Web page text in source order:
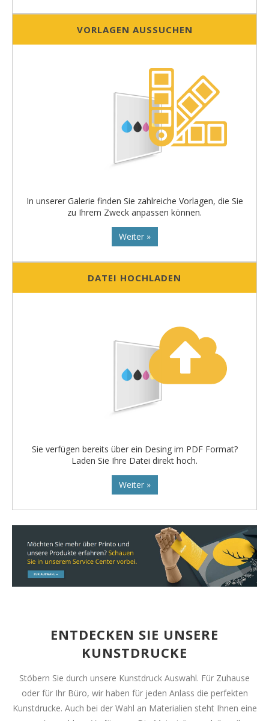
VORLAGEN AUSSUCHEN
In unserer Galerie finden Sie zahlreiche Vorlagen, die Sie
zu Ihrem Zweck anpassen können.
Weiter »
DATEI HOCHLADEN
Sie verfügen bereits über ein Desing im PDF Format?
Laden Sie Ihre Datei direkt hoch.
Weiter »
ENTDECKEN SIE UNSERE
KUNSTDRUCKE
Stöbern Sie durch unsere Kunstdruck Auswahl. Für Zuhause
oder für Ihr Büro, wir haben für jeden Anlass die perfekten
Kunstdrucke. Auch bei der Wahl an Materialien steht Ihnen eine